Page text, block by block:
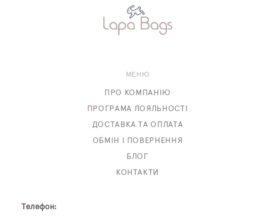
МЕНЮ
ПРО КОМПАНІЮ
ПРОГРАМА ЛОЯЛЬНОСТІ
ДОСТАВКА ТА ОПЛАТА
ОБМІН І ПОВЕРНЕННЯ
БЛОГ
КОНТАКТИ
Телефон: